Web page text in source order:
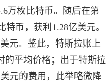
万枚比特币。随后在第
币，获利1.28亿美元。
元。鉴此，特斯拉账上
的平均价格；出于特斯拉
元的费用，此举略微降